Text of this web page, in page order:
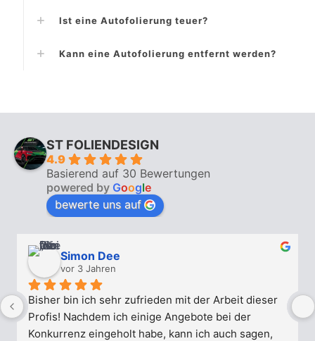
Ist eine Autofolierung teuer?
Kann eine Autofolierung entfernt werden?
ST FOLIENDESIGN
4.9
Basierend auf 30 Bewertungen
powered by Google
bewerte uns auf
Simon Dee
vor 3 Jahren
Bisher bin ich sehr zufrieden mit der Arbeit dieser
Profis! Nachdem ich einige Angebote bei der
Konkurrenz eingeholt habe, kann ich auch sagen,